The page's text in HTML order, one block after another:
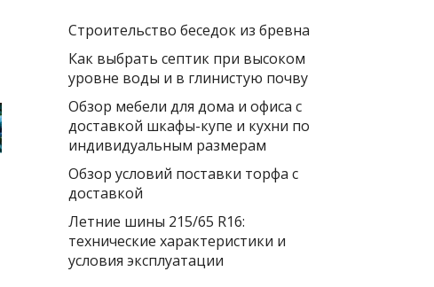
Строительство беседок из бревна
Как выбрать септик при высоком
уровне воды и в глинистую почву
Обзор мебели для дома и офиса с
доставкой шкафы-купе и кухни по
индивидуальным размерам
Обзор условий поставки торфа с
доставкой
Летние шины 215/65 R16:
технические характеристики и
условия эксплуатации